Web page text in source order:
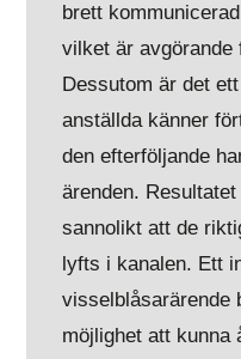
brett
vilket är avgörande
Dessutom är det
anställda känner
den efterföljande
ärenden.
sannolikt att de
lyfts i kanalen. Ett
visselblåsarärende
möjlighet att kunna